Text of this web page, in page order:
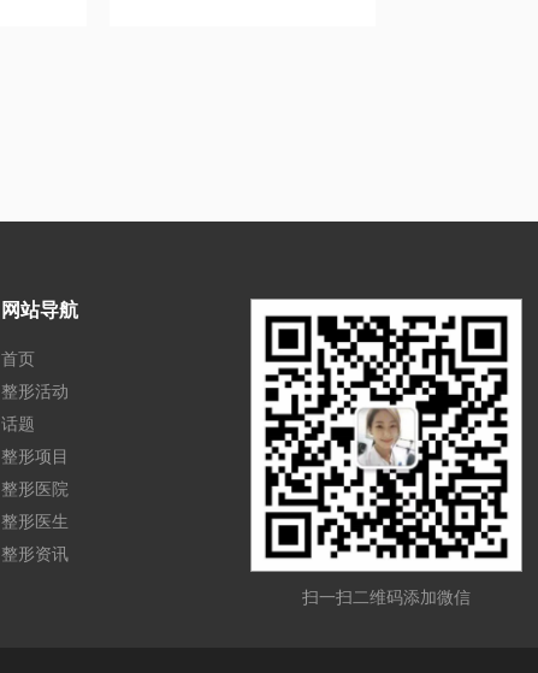
网站导航
首页
整形活动
话题
整形项目
整形医院
整形医生
整形资讯
扫一扫二维码添加微信